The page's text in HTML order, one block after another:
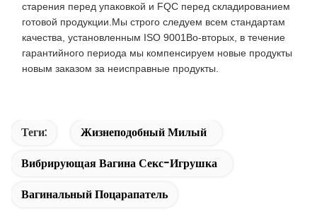
старения перед упаковкой и FQC перед складированием
готовой продукции.Мы строго следуем всем стандартам
качества, установленным ISO 9001Во-вторых, в течение
гарантийного периода мы компенсируем новые продукты
новым заказом за неисправные продукты.
Теги:
Жизнеподобный Милый
Вибрирующая Вагина Секс-Игрушка
Вагинальный Поцарапатель